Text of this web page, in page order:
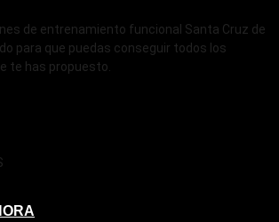
de entrenamiento funcional Santa Cruz de
para que puedas conseguir todos los
te has propuesto.